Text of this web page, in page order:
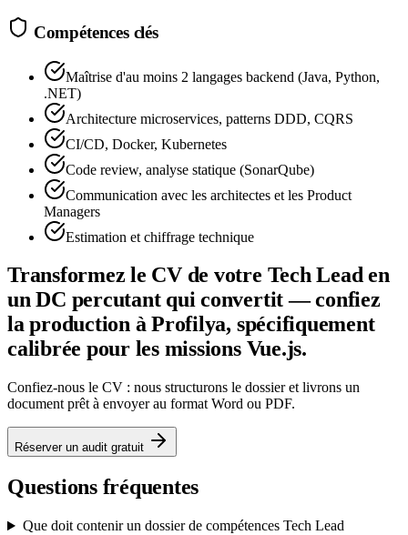
Compétences clés
Maîtrise d'au moins 2 langages backend (Java, Python,
.NET)
Architecture microservices, patterns DDD, CQRS
CI/CD, Docker, Kubernetes
Code review, analyse statique (SonarQube)
Communication avec les architectes et les Product
Managers
Estimation et chiffrage technique
Transformez le CV de votre Tech Lead en
un DC percutant qui convertit — confiez
la production à Profilya, spécifiquement
calibrée pour les missions Vue.js.
Confiez-nous le CV : nous structurons le dossier et livrons un
document prêt à envoyer au format Word ou PDF.
Réserver un audit gratuit
Questions fréquentes
Que doit contenir un dossier de compétences Tech Lead